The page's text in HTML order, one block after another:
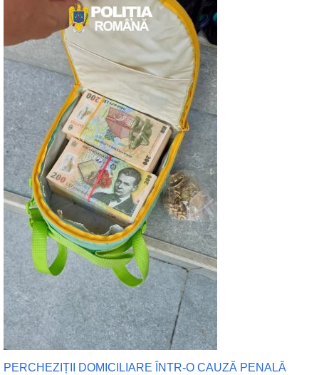
PERCHEZIȚII DOMICILIARE ÎNTR-O CAUZĂ PENALĂ